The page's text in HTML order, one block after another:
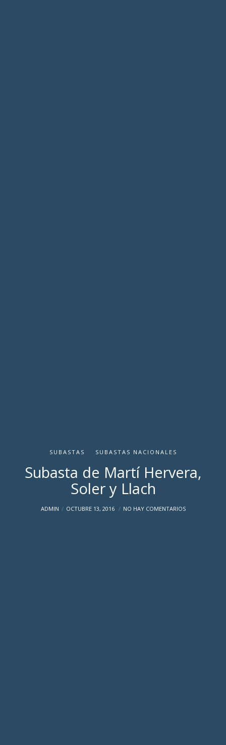
SUBASTAS SUBASTAS NACIONALES
Subasta de Martí Hervera,
Soler y Llach
ADMIN OCTUBRE 13, 2016 NO HAY COMENTARIOS